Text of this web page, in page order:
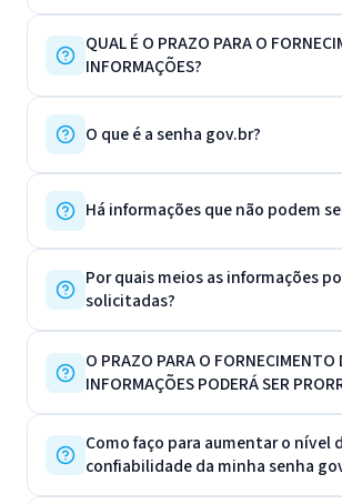
QUAL É O PRAZO PARA O
INFORMAÇÕES?
O que é a senha gov.br?
Há informações que não podem
Por quais meios as informações
solicitadas?
O PRAZO PARA O FORNECIMENTO
INFORMAÇÕES PODERÁ SER
Como faço para aumentar o nível
confiabilidade da minha senha